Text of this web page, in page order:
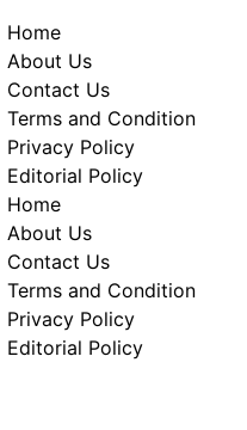
Home
About Us
Contact Us
Terms and Condition
Privacy Policy
Editorial Policy
Home
About Us
Contact Us
Terms and Condition
Privacy Policy
Editorial Policy